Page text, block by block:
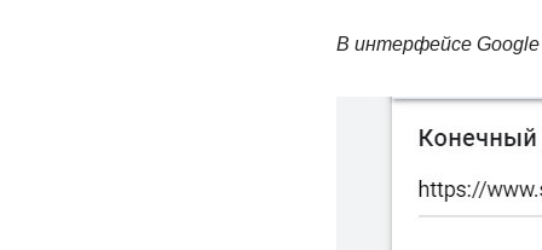
В интерфейсе Google